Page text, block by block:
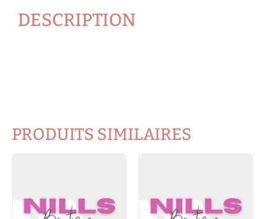
DESCRIPTION
PRODUITS SIMILAIRES